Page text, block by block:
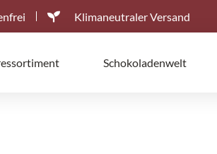
Klimaneutraler Versand
Schokoladenwelt